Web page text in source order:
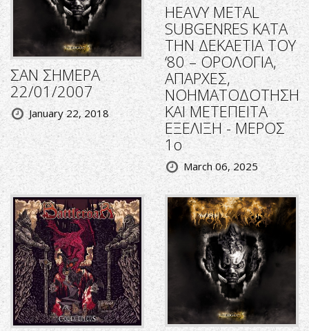
ΣΑΝ ΣΗΜΕΡΑ
22/01/2007
January 22, 2018
HEAVY METAL
SUBGENRES ΚΑΤΑ
ΤΗΝ ΔΕΚΑΕΤΙΑ ΤΟΥ
‘80 – ΟΡΟΛΟΓΙΑ,
ΑΠΑΡΧΕΣ,
ΝΟΗΜΑΤΟΔΟΤΗΣΗ
ΚΑΙ ΜΕΤΕΠΕΙΤΑ
ΕΞΕΛΙΞΗ - ΜΕΡΟΣ
1ο
March 06, 2025